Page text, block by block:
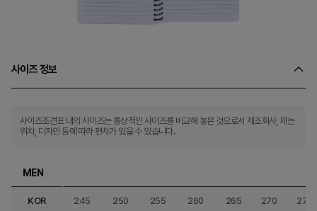
사이즈 정보
사이즈조견표 내의 사이즈는 통상적인 사이즈를 비교해 놓은 것으로서 제조회사, 재는
위치, 디자인 등에 따라 편차가 있을 수 있습니다.
MEN
KOR 245 250 255 260 265 270 275